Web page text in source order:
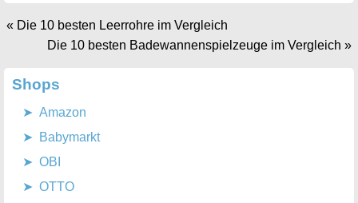
« Die 10 besten Leerrohre im Vergleich
Die 10 besten Badewannenspielzeuge im Vergleich »
Shops
Amazon
Babymarkt
OBI
OTTO